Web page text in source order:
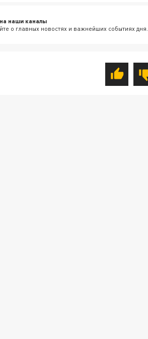
наши каналы
о главных новостях и важнейших событиях дня.